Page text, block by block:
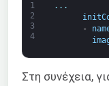
1
2
3
4
. . .
-
Στη συνέχεια,